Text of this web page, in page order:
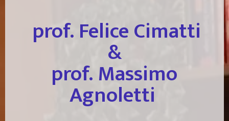
prof. Felice Cimatti
&
prof. Massimo
Agnoletti